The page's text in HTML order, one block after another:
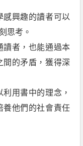
感興趣的讀者可以
思考。
讀者，也能通過本
間的矛盾，獲得深
用書中的理念，
養他們的社會責任